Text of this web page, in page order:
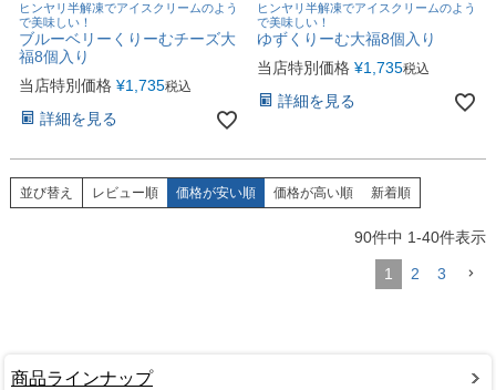
ヒンヤリ半解凍でアイスクリームのよう
で美味しい！
ブルーベリーくりーむチーズ大
福8個入り
当店特別価格 ¥1,735税込
詳細を見る
ヒンヤリ半解凍でアイスクリームのよう
で美味しい！
ゆずくりーむ大福8個入り
当店特別価格 ¥1,735税込
詳細を見る
並び替え レビュー順 価格が安い順 価格が高い順 新着順
90件中 1-40件表示
1 2 3
商品ラインナップ